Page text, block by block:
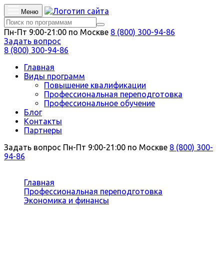
Меню
Пн-Пт 9:00-21:00 по Москве 8 (800) 300-94-86
Задать вопрос
8 (800) 300-94-86
Главная
Виды программ
Повышение квалификации
Профессиональная переподготовка
Профессиональное обучение
Блог
Контакты
Партнеры
Задать вопрос Пн-Пт 9:00-21:00 по Москве 8 (800) 300-
94-86
Главная
Профессиональная переподготовка
Экономика и финансы